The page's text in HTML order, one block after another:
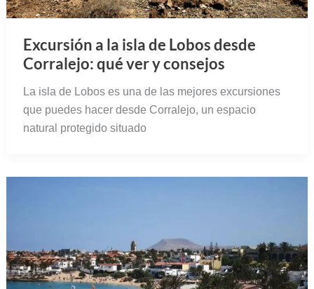
Excursión a la isla de Lobos desde
Corralejo: qué ver y consejos
La isla de Lobos es una de las mejores excursiones
que puedes hacer desde Corralejo, un espacio
natural protegido situado